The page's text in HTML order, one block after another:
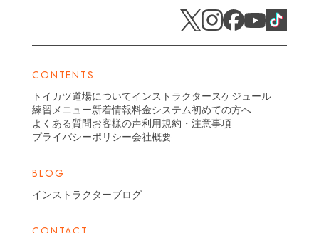
CONTENTS
トイカツ道場についてインストラクタースケジュール
練習メニュー新着情報料金システム初めての方へ
よくある質問お客様の声利用規約・注意事項
プライバシーポリシー会社概要
BLOG
インストラクターブログ